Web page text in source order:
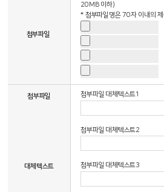
첨부파일
20MB 이하)
* 첨부파일명은 70자 이내의
첨부파일
대체텍스트
첨부파일 대체텍스트1
첨부파일 대체텍스트2
첨부파일 대체텍스트3